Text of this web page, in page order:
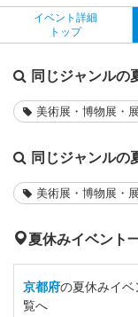
イベント詳細
トップ
同じジャンルの
美術展・博物展・
同じジャンルの
美術展・博物展・
夏休みイベント
京都府の夏休みイベ
覧へ